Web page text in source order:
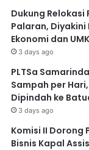
Dukung Relokasi
Palaran,
Ekonomi dan
3 days ago
PLTSa
Sampah per
Dipindah ke
3 days ago
Komisi II Dorong
Bisnis Kapal